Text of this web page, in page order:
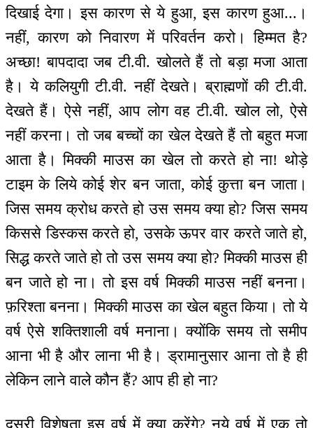
दिखाई देगा। इस कारण से ये हुआ, इस कारण हुआ...।
नहीं, कारण को निवारण में परिवर्तन करो। हिम्मत है?
अच्छा! बापदादा जब टी.वी. खोलते हैं तो बड़ा मजा आता
है। ये कलियुगी टी.वी. नहीं देखते। ब्राह्मणों की टी.वी.
देखते हैं। ऐसे नहीं, आप लोग वह टी.वी. खोल लो, ऐसे
नहीं करना। तो जब बच्चों का खेल देखते हैं तो बहुत मजा
आता है। मिक्की माउस का खेल तो करते हो ना! थोड़े
टाइम के लिये कोई शेर बन जाता, कोई कुत्ता बन जाता।
जिस समय क्रोध करते हो उस समय क्या हो? जिस समय
किससे डिस्कस करते हो, उसके ऊपर वार करते जाते हो,
सिद्ध करते जाते हो तो उस समय क्या हो? मिक्की माउस ही
बन जाते हो ना। तो इस वर्ष मिक्की माउस नहीं बनना।
फ़रिश्ता बनना। मिक्की माउस का खेल बहुत किया। तो ये
वर्ष ऐसे शक्तिशाली वर्ष मनाना। क्योंकि समय तो समीप
आना भी है और लाना भी है। ड्रामानुसार आना तो है ही
लेकिन लाने वाले कौन हैं? आप ही हो ना?
दूसरी विशेषता इस वर्ष में क्या करेंगे? नये वर्ष में एक तो